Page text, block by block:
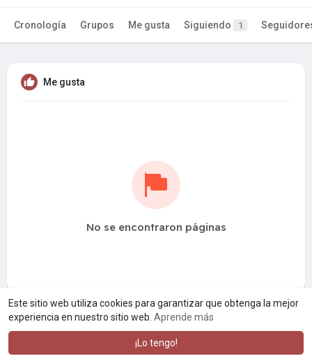
Este sitio web utiliza cookies para garantizar que obtenga la mejor
experiencia en nuestro sitio web. Aprende más
¡Lo tengo!
Cronología Grupos Me gusta Siguiendo 1
Me gusta
No se encontraron páginas